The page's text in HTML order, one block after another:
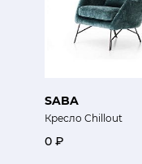
SABA
Кресло Chillout
0 ₽